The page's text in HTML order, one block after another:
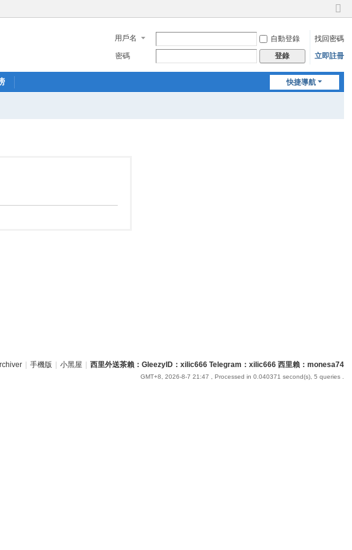
切
到
窄
用戶名 自動登錄
找回密碼
密碼
登錄 立即註冊
快捷導航
手機版 小黑屋 西里外送茶賴：GleezyID：xilic666 Telegram：xilic666 西里賴：monesa74
GMT+8, 2026-8-7 21:47 , Processed in 0.040371 second(s), 5 queries .